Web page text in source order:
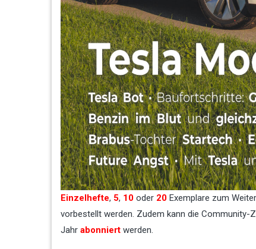
Einzelhefte, 5, 10 oder 20 Exemplare zum
vorbestellt werden. Zudem kann die
Jahr abonniert werden.